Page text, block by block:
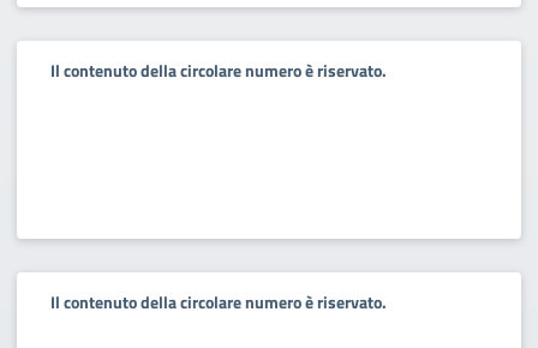
Il contenuto della circolare numero è riservato.
Il contenuto della circolare numero è riservato.